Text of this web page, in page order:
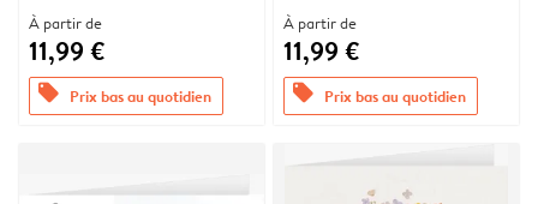
À partir de
11,99 €
offers Prix bas au quotidien
À partir de
11,99 €
offers Prix bas au quotidien